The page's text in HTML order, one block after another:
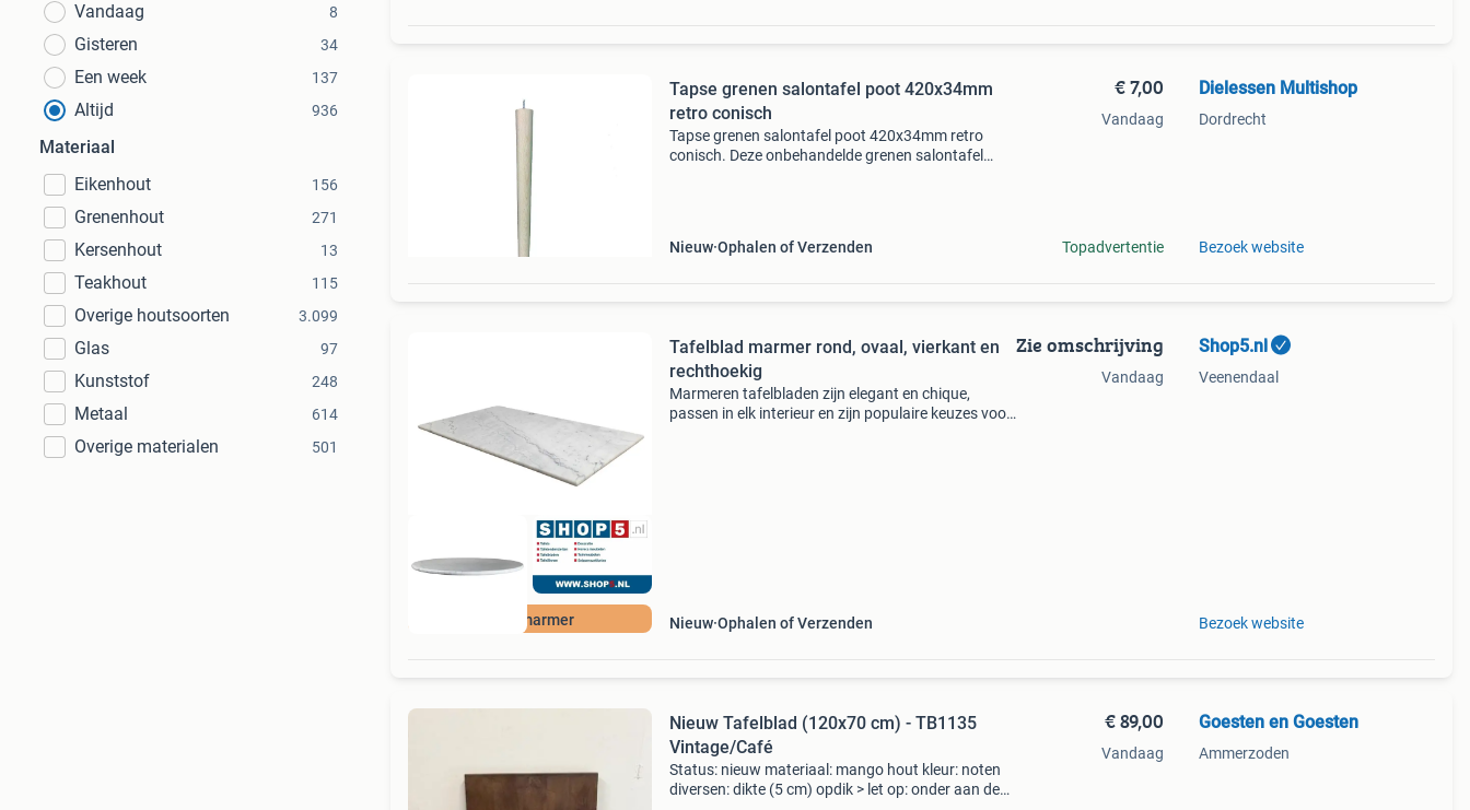
Vandaag
8
Gisteren 34
Een week 137
Altijd 936
Materiaal
Eikenhout
156
Grenenhout 271
Kersenhout 13
Teakhout 115
Overige houtsoorten 3.099
Glas 97
Kunststof 248
Metaal 614
Overige materialen 501
Tapse grenen salontafel poot 420x34mm
retro conisch
Tapse grenen salontafel poot 420x34mm retro
conisch. Deze onbehandelde grenen salontafel
Nieuw Ophalen of Verzenden
€ 7,00
Vandaag
Topadvertentie
Dielessen Multishop
Dordrecht
Bezoek website
Echt marmer
Tafelblad marmer rond, ovaal, vierkant en
rechthoekig
Marmeren tafelbladen zijn elegant en chique,
passen in elk interieur en zijn populaire keuzes voor
Nieuw Ophalen of Verzenden
Zie omschrijving
Vandaag
Shop5.nl
Veenendaal
Bezoek website
Nieuw Tafelblad (120x70 cm) - TB1135
Vintage/Café
Status: nieuw materiaal: mango hout kleur: noten
diversen: dikte (5 cm) opdik > let op: onder aan de
€ 89,00
Vandaag
Goesten en Goesten
Ammerzoden